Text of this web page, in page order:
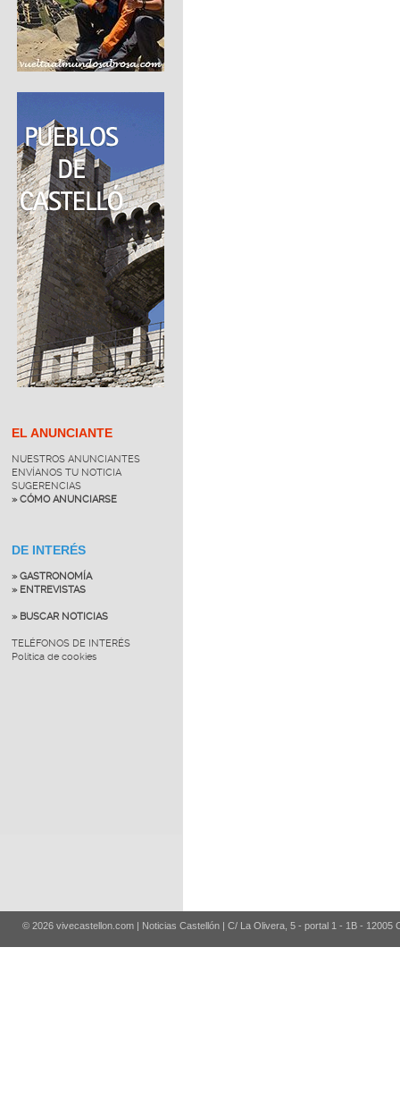
EL ANUNCIANTE
NUESTROS ANUNCIANTES
ENVÍANOS TU NOTICIA
SUGERENCIAS
» CÓMO ANUNCIARSE
DE INTERÉS
» GASTRONOMÍA
» ENTREVISTAS
» BUSCAR NOTICIAS
TELÉFONOS DE INTERÉS
Política de cookies
© 2026 vivecastellon.com | Noticias Castellón | C/ La Olivera, 5 - portal 1 - 1B - 12005